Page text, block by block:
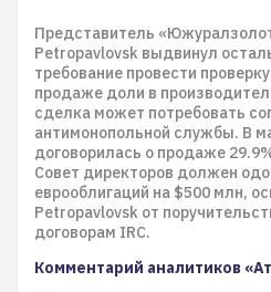
Представитель
Petropavlovsk выдвинул
требование провести
продаже доли в
сделка может потребовать
антимонопольной службы. В
договорилась о продаже
Совет директоров должен
еврооблигаций на $500 млн,
Petropavlovsk от
договорам IRC.
Комментарий аналитиков